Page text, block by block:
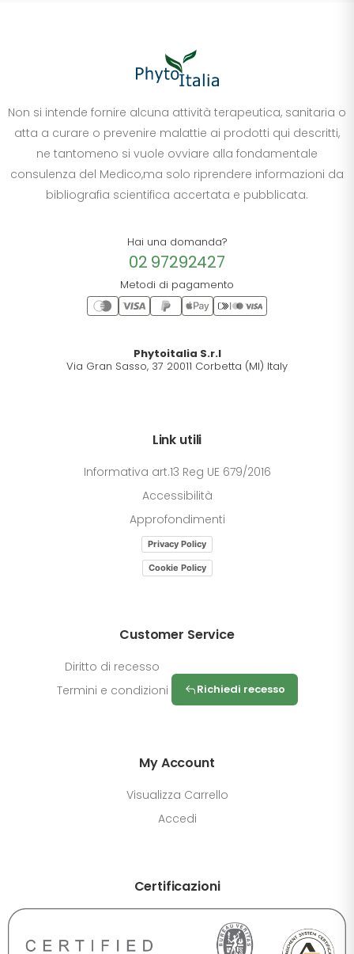
Non si intende fornire alcuna attività terapeutica, sanitaria o
atta a curare o prevenire malattie ai prodotti qui descritti,
ne tantomeno si vuole ovviare alla fondamentale
consulenza del Medico,ma solo riprendere informazioni da
bibliografia scientifica accertata e pubblicata.
Hai una domanda?
02 97292427
Metodi di pagamento
Phytoitalia S.r.l
Via Gran Sasso, 37 20011 Corbetta (MI) Italy
Link utili
Informativa art.13 Reg UE 679/2016
Accessibilità
Approfondimenti
Privacy Policy
Cookie Policy
Customer Service
Diritto di recesso
Termini e condizioni
Richiedi recesso
My Account
Visualizza Carrello
Accedi
Certificazioni
+0% A+
Standard Alto Scuro